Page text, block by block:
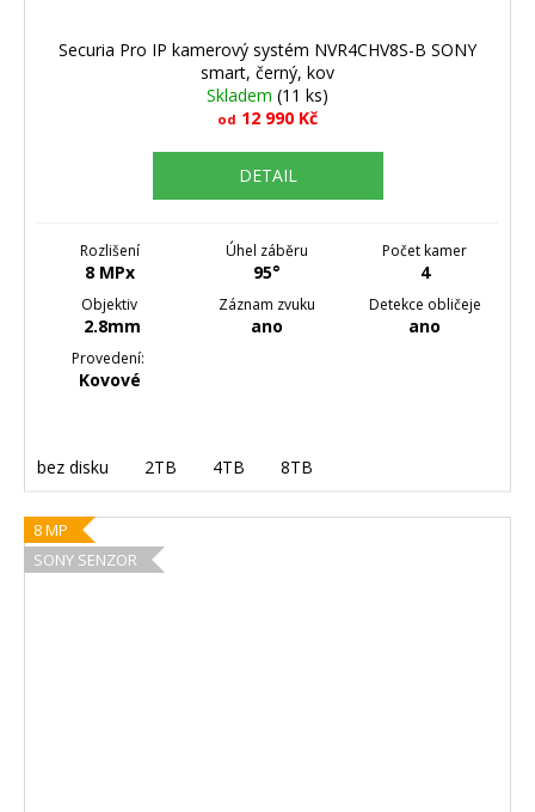
Securia Pro IP kamerový systém NVR4CHV8S-B SONY
smart, černý, kov
Skladem (11 ks)
od 12 990 Kč
DETAIL
Rozlišení
8 MPx
Úhel záběru
95°
Počet kamer
4
Objektiv
2.8mm
Záznam zvuku
ano
Detekce obličeje
ano
Provedení:
Kovové
bez disku 2TB 4TB 8TB
8 MP
SONY SENZOR